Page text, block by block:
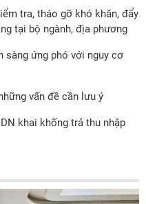
tra, tháo gỡ khó khăn, đẩy
tại bộ ngành, địa phương
sàng ứng phó với nguy cơ
vấn đề cần lưu ý
khai khống trả thu nhập